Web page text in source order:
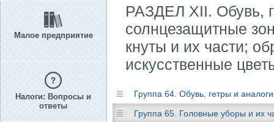
Малое предприятие
Налоги: Вопросы и
ответы
РАЗДЕЛ ХII. Обувь,
солнцезащитные
кнуты и их части;
искусственные
Группа 64. Обувь, гетры и
Группа 65. Головные уборы и их